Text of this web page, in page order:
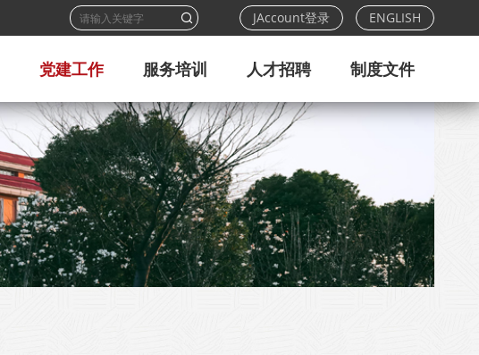
JAccount登录 ENGLISH
党建工作 服务培训 人才招聘 制度文件